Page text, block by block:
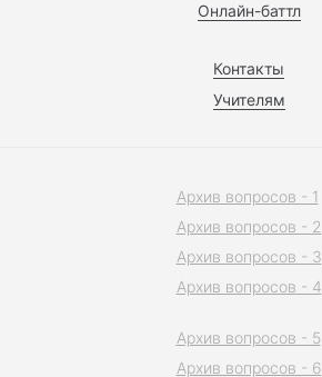
Онлайн-баттл
Контакты
Учителям
Архив вопросов - 1
Архив вопросов - 2
Архив вопросов - 3
Архив вопросов - 4
Архив вопросов - 5
Архив вопросов - 6